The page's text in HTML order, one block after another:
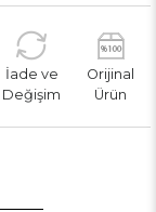
İade ve
Değişim
Orijinal
Ürün